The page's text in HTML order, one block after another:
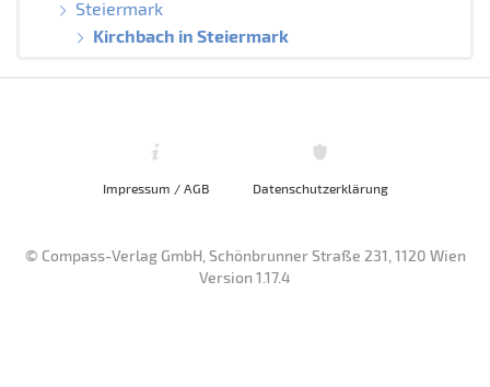
Steiermark
Kirchbach in Steiermark
Impressum / AGB Datenschutzerklärung
© Compass-Verlag GmbH, Schönbrunner Straße 231, 1120 Wien
Version 1.17.4